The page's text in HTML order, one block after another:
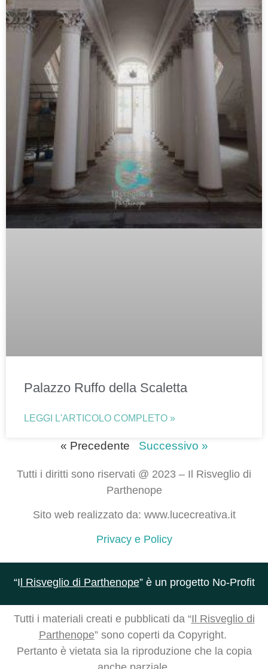
Palazzo Ruffo della Scaletta
LEGGI L'ARTICOLO COMPLETO »
« Precedente Successivo »
Tutti i diritti sono riservati @ 2023 – Il Risveglio di
Parthenope
Sito web realizzato da: www.lucecreativa.it
Privacy e Policy
“Il Risveglio di Parthenope” è un progetto No-Profit
Tutti i materiali creati e pubblicati da “Il Risveglio di
Parthenope” sono coperti da Copyright.
Pertanto è vietata sia la riproduzione che la copia